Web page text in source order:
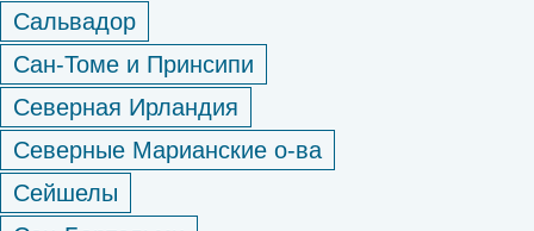
Сальвадор
Сан-Томе и Принсипи
Северная Ирландия
Северные Марианские о-ва
Сейшелы